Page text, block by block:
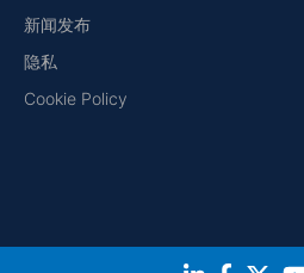
新闻发布
隐私
Cookie Policy